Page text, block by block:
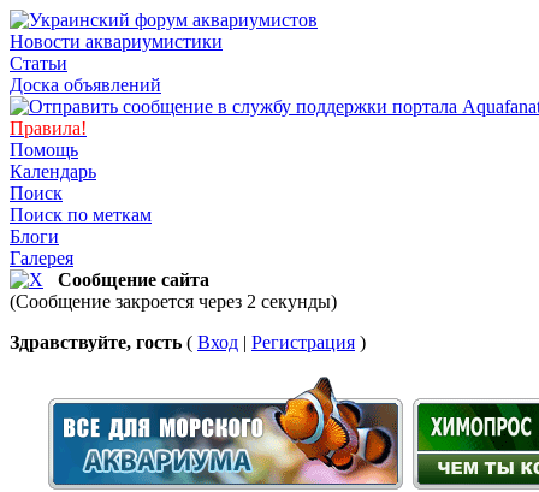
Новости аквариумистики
Статьи
Доска объявлений
Правила!
Помощь
Календарь
Поиск
Поиск по меткам
Блоги
Галерея
Сообщение сайта
(Сообщение закроется через 2 секунды)
Здравствуйте, гость ( Вход | Регистрация )